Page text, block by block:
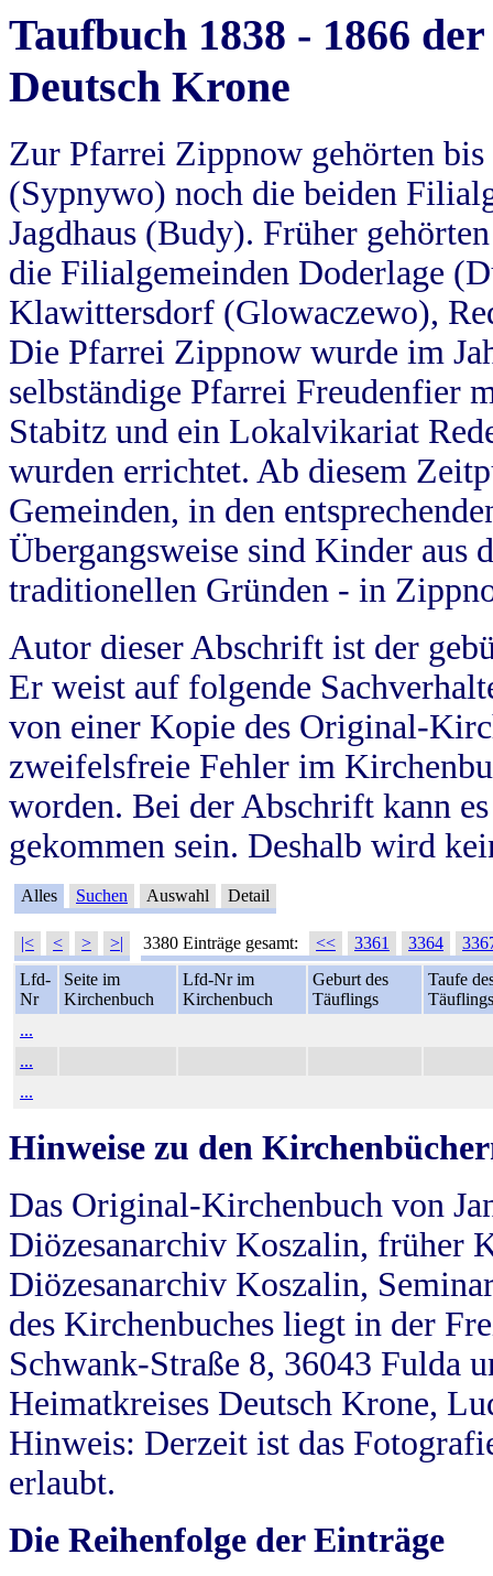
Taufbuch 1838 - 1866
Deutsch Krone
Zur Pfarrei Zippnow gehörten
(Sypnywo) noch die beiden
Jagdhaus (Budy). Früher
die Filialgemeinden Doderlage
Klawittersdorf (Glowaczewo),
Die Pfarrei Zippnow wurde im
selbständige Pfarrei Freudenfier
Stabitz und ein Lokalvikariat
wurden errichtet. Ab diesem
Gemeinden, in den
Übergangsweise sind Kinder aus
traditionellen Gründen - in
Autor dieser Abschrift ist der
Er weist auf folgende
von einer Kopie des Original-
zweifelsfreie Fehler im
worden. Bei der Abschrift kann
gekommen sein. Deshalb wird
Alles Suchen Auswahl Detail
|< < > >| 3380 Einträge gesamt: << 3361 3364
Lfd-
Nr
Seite im
Kirchenbuch
Lfd-Nr im
Kirchenbuch
Geburt des
Täuflings
Taufe
Täuflings
...
...
...
Hinweise zu den
Das Original-Kirchenbuch von
Diözesanarchiv Koszalin, früher
Diözesanarchiv Koszalin,
des Kirchenbuches liegt in der
Schwank-Straße 8, 36043 Fulda
Heimatkreises Deutsch Krone,
Hinweis: Derzeit ist das
erlaubt.
Die Reihenfolge der Einträge